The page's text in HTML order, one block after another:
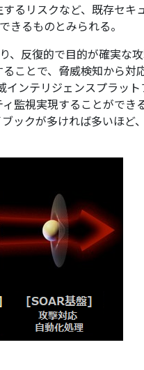
るリスクなど、既存セキ
きるものとみられる。
、反復的で目的が確実な
ことで、脅威検知から対
ンテリジェンスプラッ
監視実現することができ
ックが多ければ多いほど